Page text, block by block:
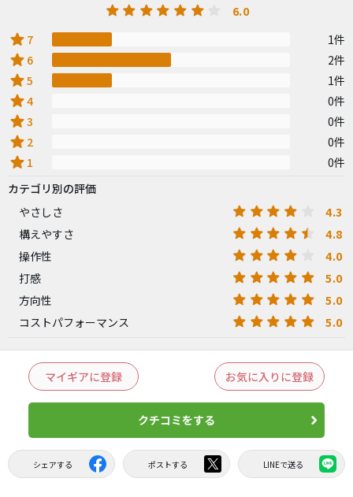
6.0
star 7 1件
star 6 2件
star5 1件
star4 0件
star3 0件
star 2 0件
star 1
0件
カテゴリ別の評価
やさしさ
4.3
構えやすさ 4.8
操作性 4.0
打感 5.0
方向性 5.0
コストパフォーマンス 5.0
マイギアに登録 お気に入りに登録
クチコミをする
シェアする ポストする LINEで送る